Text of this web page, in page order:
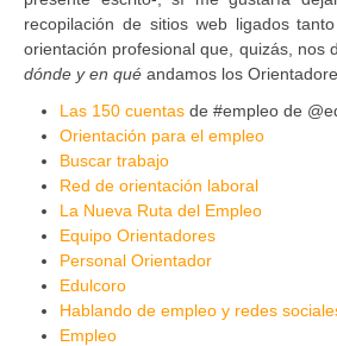
recopilación de sitios web ligados
orientación profesional que, quizás, nos
dónde y en qué andamos los
Las 150 cuentas de #empleo de
Orientación para el empleo
Buscar trabajo
Red de orientación laboral
La Nueva Ruta del Empleo
Equipo Orientadores
Personal Orientador
Edulcoro
Hablando de empleo y redes
Empleo